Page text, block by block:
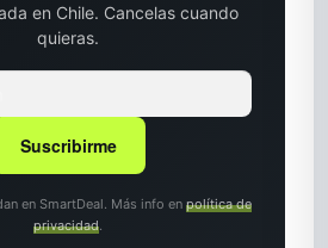
en Chile. Cancelas cuando
quieras.
Suscribirme
en SmartDeal. Más info en política de
privacidad.